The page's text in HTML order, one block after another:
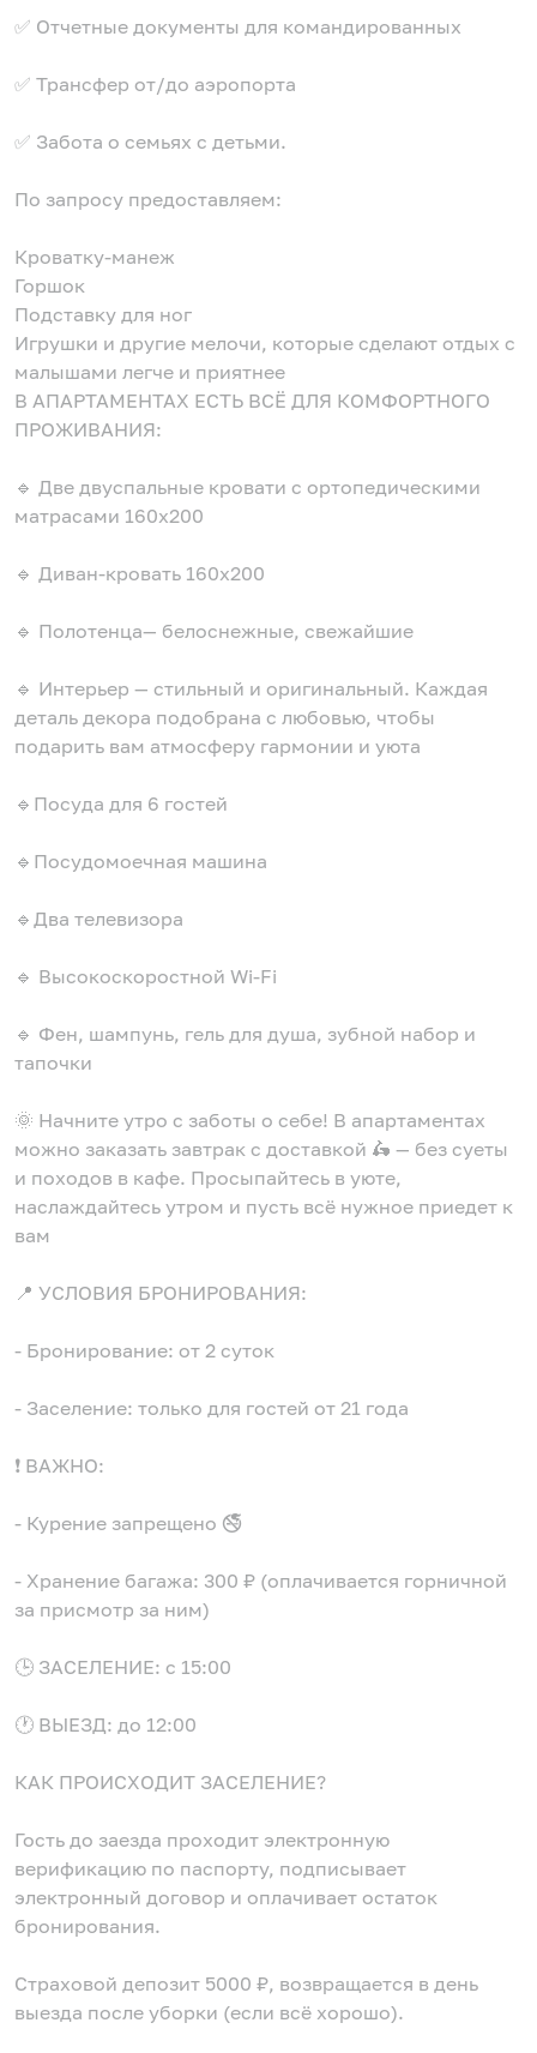
✅ Отчетные документы для командированных
✅ Трансфер от/до аэропорта
✅ Забота о семьях с детьми.
По запросу предоставляем:
Кроватку-манеж
Горшок
Подставку для ног
Игрушки и другие мелочи, которые сделают отдых с
малышами легче и приятнее
В АПАРТАМЕНТАХ ЕСТЬ ВСЁ ДЛЯ КОМФОРТНОГО
ПРОЖИВАНИЯ:
🔹 Две двуспальные кровати с ортопедическими
матрасами 160х200
🔹 Диван-кровать 160х200
🔹 Полотенца— белоснежные, свежайшие
🔹 Интерьер — стильный и оригинальный. Каждая
деталь декора подобрана с любовью, чтобы
подарить вам атмосферу гармонии и уюта
🔹Посуда для 6 гостей
🔹Посудомоечная машина
🔹Два телевизора
🔹 Высокоскоростной Wi-Fi
🔹 Фен, шампунь, гель для душа, зубной набор и
тапочки
🌞 Начните утро с заботы о себе! В апартаментах
можно заказать завтрак с доставкой 🛵 — без суеты
и походов в кафе. Просыпайтесь в уюте,
наслаждайтесь утром и пусть всё нужное приедет к
вам
📍 УСЛОВИЯ БРОНИРОВАНИЯ:
- Бронирование: от 2 суток
- Заселение: только для гостей от 21 года
❗️ ВАЖНО:
- Курение запрещено 🚭
- Хранение багажа: 300 ₽ (оплачивается горничной
за присмотр за ним)
🕒 ЗАСЕЛЕНИЕ: с 15:00
🕐 ВЫЕЗД: до 12:00
КАК ПРОИСХОДИТ ЗАСЕЛЕНИЕ?
Гость до заезда проходит электронную
верификацию по паспорту, подписывает
электронный договор и оплачивает остаток
бронирования.
Страховой депозит 5000 ₽, возвращается в день
выезда после уборки (если всё хорошо).